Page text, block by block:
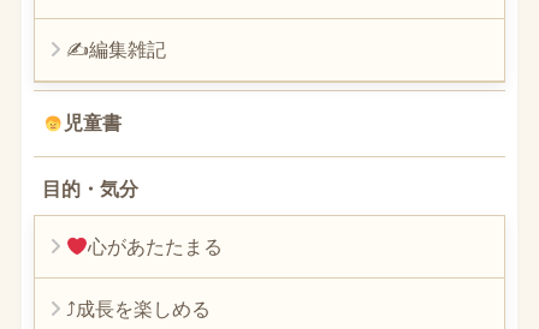
✍編集雑記
児童書
目的・気分
心があたたまる
⤴︎成長を楽しめる